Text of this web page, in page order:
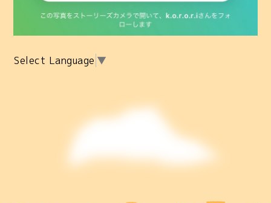
Select Language ▼